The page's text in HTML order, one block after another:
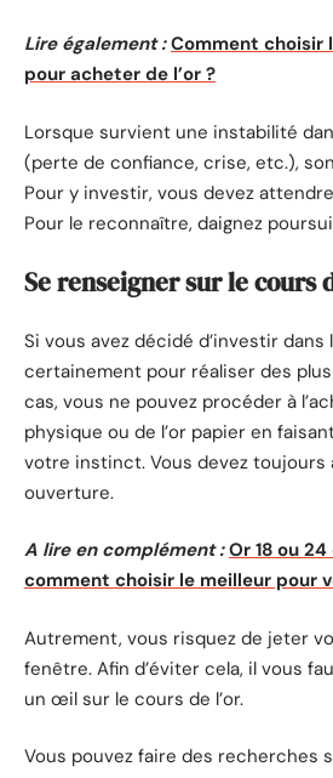
Lire également : Comment choisir
pour acheter de l’or ?
Lorsque survient une instabilité
(perte de confiance, crise, etc.),
Pour y investir, vous devez
Pour le reconnaître, daignez
Se renseigner sur le cours
Si vous avez décidé d’investir dans
certainement pour réaliser des
cas, vous ne pouvez procéder à
physique ou de l’or papier en
votre instinct. Vous devez toujours
ouverture.
A lire en complément : Or 18 ou
comment choisir le meilleur pour
Autrement, vous risquez de jeter
fenêtre. Afin d’éviter cela, il vous
un œil sur le cours de l’or.
Vous pouvez faire des recherches